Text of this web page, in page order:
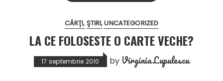
CĂRŢI ŞTIRI UNCATEGORIZED
LA CE FOLOSESTE O CARTE VECHE?
17 septembrie 2010 by Virginia Lupulescu